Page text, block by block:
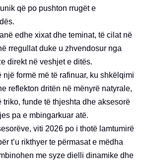
që po pushton rrugët e
edhe xixat dhe teminat, të cilat në
rregullat duke u zhvendosur nga
direkt në veshjet e ditës.
një formë më të rafinuar, ku shkëlqimi
reflekton dritën në mënyrë natyrale,
triko, funde të thjeshta dhe aksesorë
pa e mbingarkuar atë.
viti 2026 po i thotë lamtumirë
t’u rikthyer te përmasat e mëdha
me syze dielli dinamike dhe